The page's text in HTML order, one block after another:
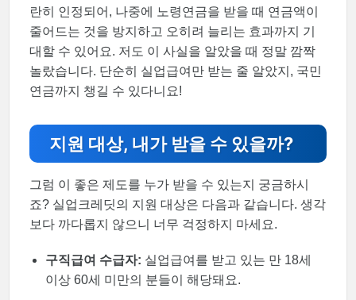
란히 인정되어, 나중에 노령연금을 받을 때 연금액이
줄어드는 것을 방지하고 오히려 늘리는 효과까지 기
대할 수 있어요. 저도 이 사실을 알았을 때 정말 깜짝
놀랐습니다. 단순히 실업급여만 받는 줄 알았지, 국민
연금까지 챙길 수 있다니요!
지원 대상, 내가 받을 수 있을까?
그럼 이 좋은 제도를 누가 받을 수 있는지 궁금하시
죠? 실업크레딧의 지원 대상은 다음과 같습니다. 생각
보다 까다롭지 않으니 너무 걱정하지 마세요.
구직급여 수급자: 실업급여를 받고 있는 만 18세
이상 60세 미만의 분들이 해당돼요.